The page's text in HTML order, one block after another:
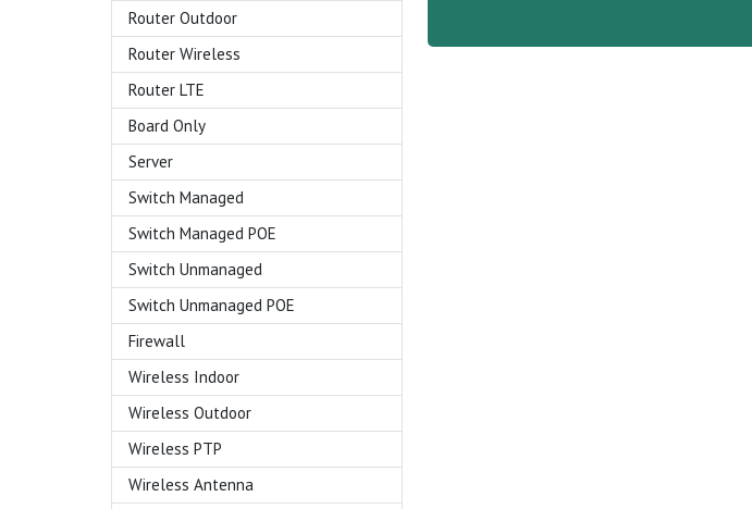
Router Outdoor
Router Wireless
Router LTE
Board Only
Server
Switch Managed
Switch Managed POE
Switch Unmanaged
Switch Unmanaged POE
Firewall
Wireless Indoor
Wireless Outdoor
Wireless PTP
Wireless Antenna